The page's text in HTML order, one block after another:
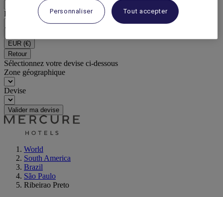
Pays/Région - Langue
EUR (€)
Retour
Sélectionnez votre devise ci-dessous
Zone géographique
Devise
Valider ma devise
World
South America
Brazil
São Paulo
Ribeirao Preto
Personnaliser Tout accepter